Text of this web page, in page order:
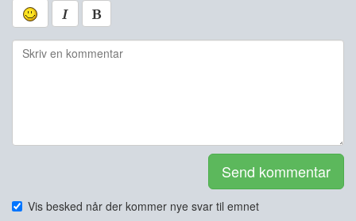
Send kommentar
Vis besked når der kommer nye svar til emnet